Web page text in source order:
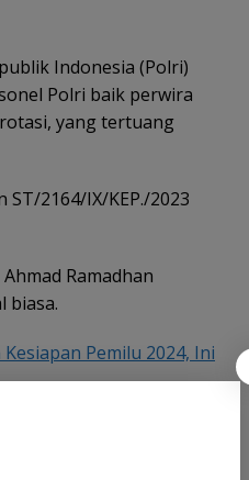
Indonesia (Polri)
Polri baik perwira
yang tertuang
2164/IX/KEP./2023
Ramadhan
biasa.
Pemilu 2024, Ini
Serdang Dapil 6